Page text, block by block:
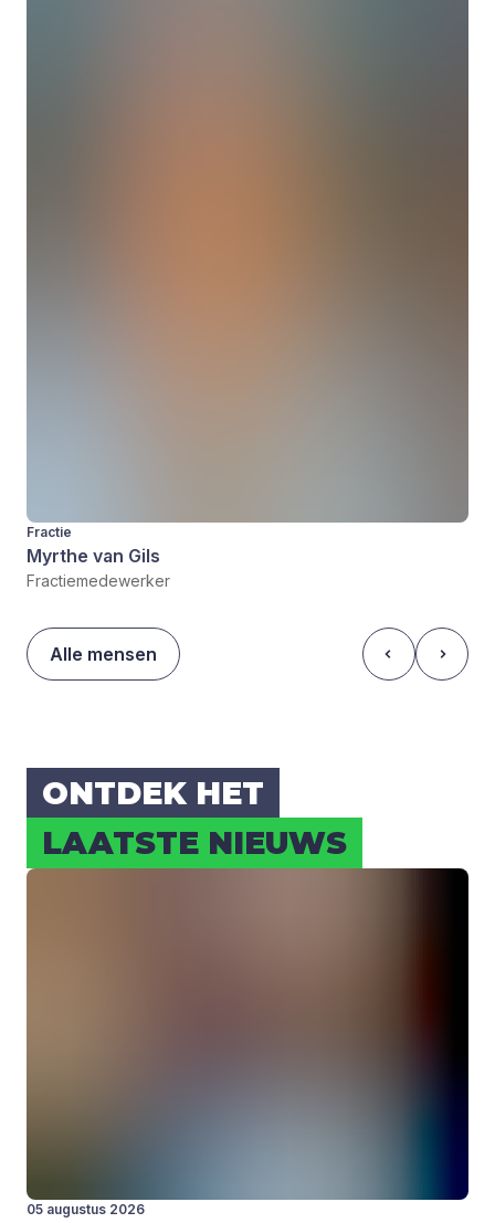
Fractie
Myrthe van Gils
Fractiemedewerker
Alle mensen
ONT­DEK HET
LAAT­STE NIEUWS
05 augustus 2026